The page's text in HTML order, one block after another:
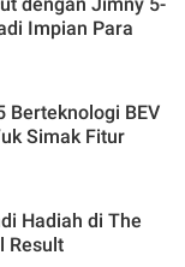
Impian Para
Berteknologi BEV
Simak Fitur
Hadiah di The
Result